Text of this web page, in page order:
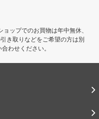
ップでのお買物は年中無休、
き取りなどをご希望の方は別
わせください。